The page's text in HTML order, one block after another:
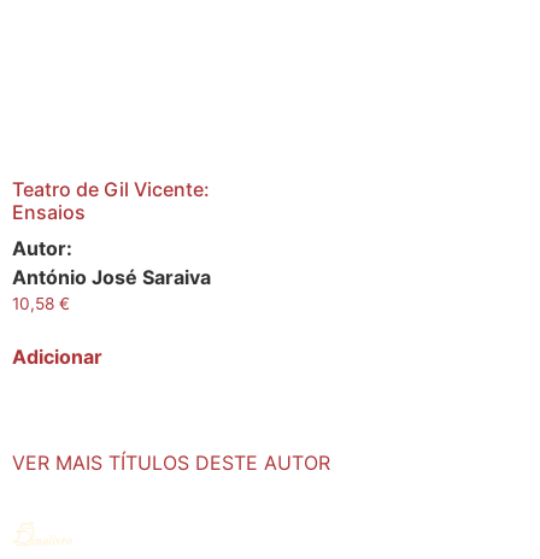
Teatro de Gil Vicente:
Ensaios
Autor:
António José Saraiva
10,58 €
Adicionar
VER MAIS TÍTULOS DESTE AUTOR